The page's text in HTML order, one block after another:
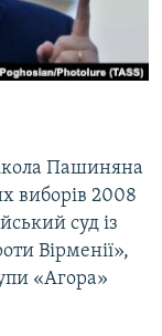
Пашиняна
виборів 2008
суд із
Вірменії»,
«Агора»